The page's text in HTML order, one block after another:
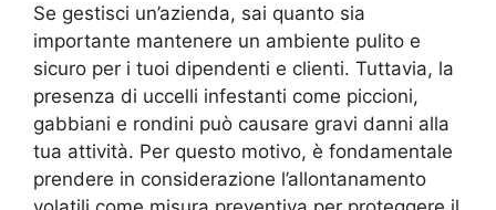
Se gestisci un’azienda, sai quanto sia
importante mantenere un ambiente pulito e
sicuro per i tuoi dipendenti e clienti. Tuttavia, la
presenza di uccelli infestanti come piccioni,
gabbiani e rondini può causare gravi danni alla
tua attività. Per questo motivo, è fondamentale
prendere in considerazione l’allontanamento